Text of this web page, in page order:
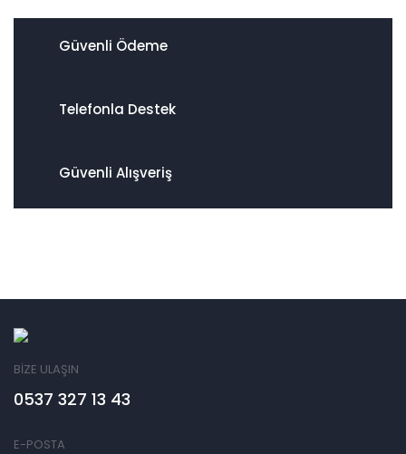
Güvenli Ödeme
Telefonla Destek
Güvenli Alışveriş
BİZE ULAŞIN
0537 327 13 43
E-POSTA